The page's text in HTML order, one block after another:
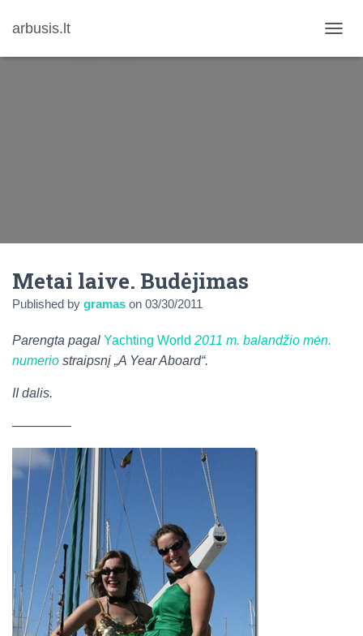
arbusis.lt
O
I
Metai laive. Budėjimas
Published by gramas on 03/30/2011
Parengta pagal Yachting World 2011 m. balandžio mėn.
numerio straipsnį „A Year Aboard“.
II dalis.
————–